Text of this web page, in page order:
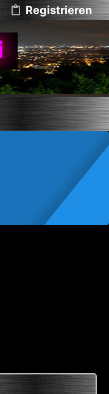
Registrieren